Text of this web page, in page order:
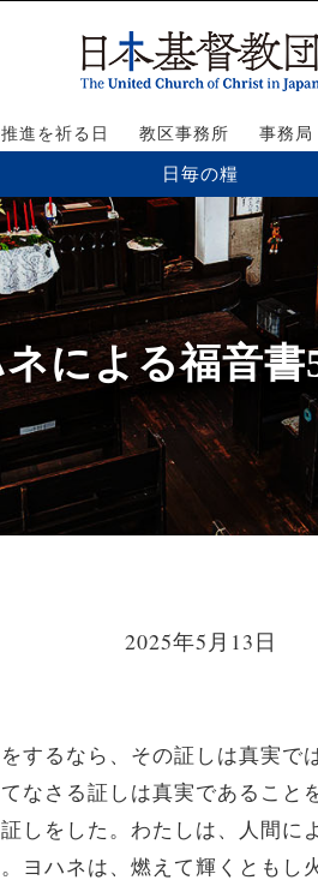
進を祈る日 教区事務所 事務局
日毎の糧
による福音書
2025年5月13日
するなら、その証しは真実で
なさる証しは真実であること
しをした。 わたしは、人間に
ヨハネは、燃えて輝くともし